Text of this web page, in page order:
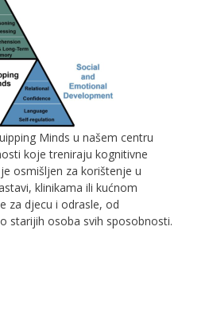
Minds u našem centru
koje treniraju kognitivne
osmišljen za korištenje u
klinikama ili kućnom
za djecu i odrasle, od
starijih osoba svih sposobnosti.